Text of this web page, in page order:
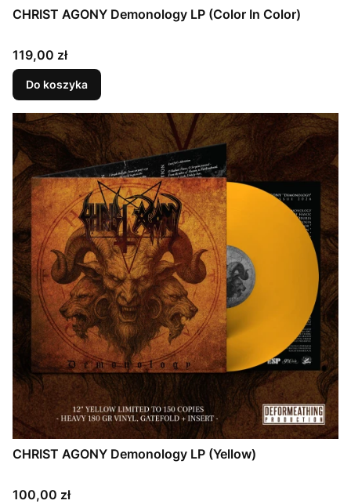
CHRIST AGONY Demonology LP (Color In Color)
Cena
119,00 zł
Do koszyka
CHRIST AGONY Demonology LP (Yellow)
Cena
100,00 zł